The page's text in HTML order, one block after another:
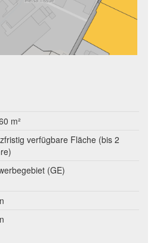
m²
verfügbare Fläche (bis 2
(GE)